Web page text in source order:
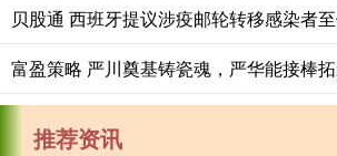
贝股通 西班牙提议涉疫邮轮转移感染者
推荐资讯